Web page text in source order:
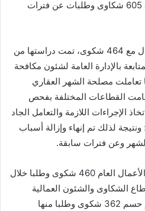
منها، بالإضافة إلى إزالة أسباب 605 شكاوى وطلبات عن فترات
هذا، وتلقت وتعاملت وزارة العدل مع 464 شكوى، تمت دراستها من
بالإدارة العامة لشئون مكافحة
تعاملت مصلحة الشهر العقاري
وقد قامت القطاعات المختلفة بفحص
الإجراءات اللازمة والتعامل الجاد
لذلك تم إنهاء وإزالة أسباب
في حين استقبلت وزارة قطاع الأعمال العام 460 شكوى وطلبا خلال
الشكاوى والشئون العمالية
بالوزارة بفحصها ودراستها، وتم حسم 362 شكوى وطلبا منها